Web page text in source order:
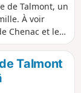
de Talmont, un
À voir
Chenac et les
Talmont